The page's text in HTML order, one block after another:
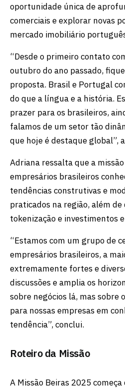
oportunidade única de
comerciais e explorar novas
mercado imobiliário
“Desde o primeiro contato
outubro do ano passado,
proposta. Brasil e Portugal
do que a língua e a história.
prazer para os brasileiros,
falamos de um setor tão
que hoje é destaque global”,
Adriana ressalta que a
empresários brasileiros
tendências construtivas e
praticados na região, além
tokenização e investimentos
“Estamos com um grupo de
empresários brasileiros, a
extremamente fortes e
discussões e amplia os
sobre negócios lá, mas sobre
para nossas empresas em
tendência”, conclui.
Roteiro da Missão
A Missão Beiras 2025